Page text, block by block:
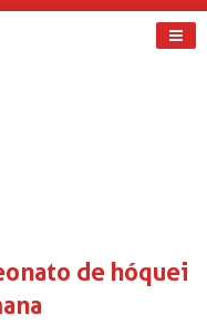
de hóquei